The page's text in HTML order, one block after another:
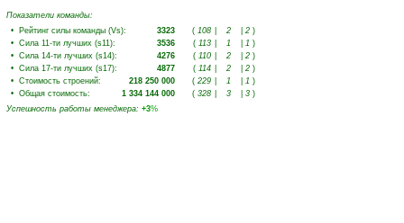
Показатели команды:
• Рейтинг силы команды (Vs): 3323 ( 108 2 2 )
• Сила 11-ти лучших (s11): 3536 ( 113 1 1 )
• Сила 14-ти лучших (s14): 4276 ( 110 2 2 )
• Сила 17-ти лучших (s17): 4877 ( 114 2 2 )
• Стоимость строений: 218 250 000 ( 229 1 1 )
• Общая стоимость: 1 334 144 000 ( 328 3 3 )
Успешность работы менеджера: +3%